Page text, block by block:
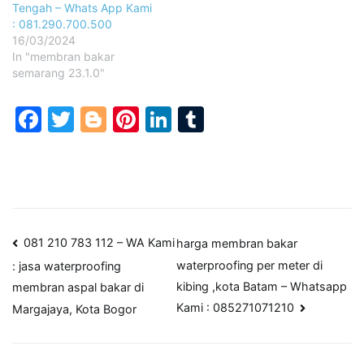
Tengah – Whats App Kami
: 081.290.700.500
16/03/2024
In "membran bakar
semarang 23.1.0"
Facebook
Twitter
Blogger
Pinterest
LinkedIn
Post
navigation
081 210 783 112 – WA Kami
: jasa waterproofing
membran aspal bakar di
Margajaya, Kota Bogor
harga membran bakar
waterproofing per meter di
kibing ,kota Batam – Whatsapp
Kami : 085271071210